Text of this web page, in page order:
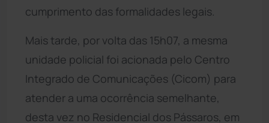
cumprimento das formalidades legais.
Mais tarde, por volta das 15h07, a mesma
unidade policial foi acionada pelo Centro
Integrado de Comunicações (Cicom) para
atender a uma ocorrência semelhante,
desta vez no Residencial dos Pássaros, em